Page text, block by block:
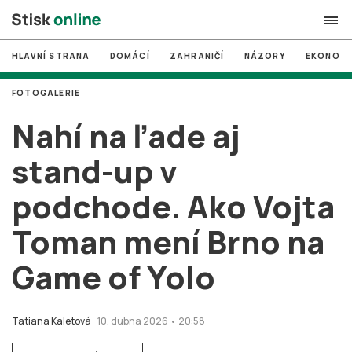
search
# MUNI
# Brno
# volby
login PŘIHLÁSIT SE
Zapomněli jste heslo?
HLAVNÍ STRANA DOMÁCÍ ZAHRANIČÍ NÁZORY
Nahí na ľade aj
stand-up v
podchode. Ako Vojta
Toman mení Brno na
Game of Yolo
Tatiana Kaletová 10. dubna 2026 • 20:58
FOTOGALERIE